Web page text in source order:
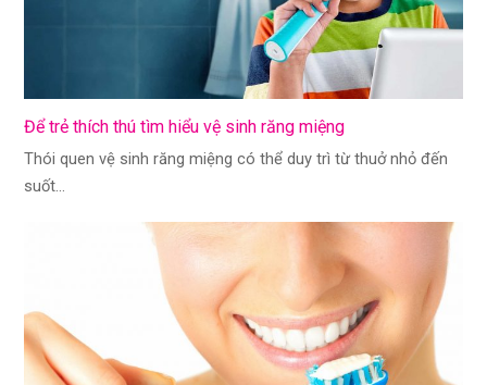
Để trẻ thích thú tìm hiểu vệ sinh răng miệng
Thói quen vệ sinh răng miệng có thể duy trì từ thuở nhỏ đến
suốt…